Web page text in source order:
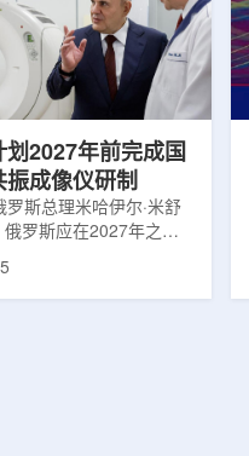
疗性放射性同位素，可用
、神经内分泌肿瘤等疾病
药物。此前，韩国所需
赖进口。由于其半衰
，从生产、运输到药物
划2027年前完成国
振成像仪研制
罗斯总理米哈伊尔·米舒
俄罗斯应在2027年之前
共振成像仪的研制工